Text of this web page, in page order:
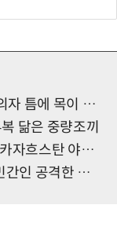
목이 낀 순간
닮은 중량조끼
야생에 풀렸다
러 자폭 드론